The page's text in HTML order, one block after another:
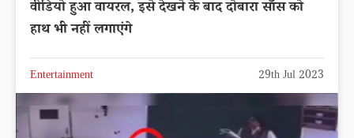
वीडियो हुआ वायरल, इसे देखने के बाद दोबारा सॉस को
हाथ भी नहीं लगाएंगे
Entertainment 29th Jul 2023